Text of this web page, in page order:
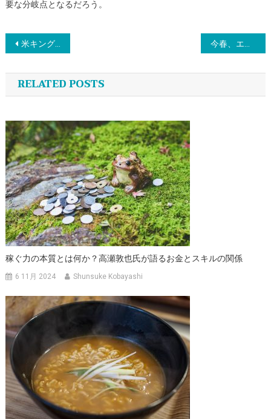
要な分岐点となるだろう。
投
稿
ナ
ビ
ゲ
ー
シ
ョ
ン
米キング・アーサー・ベイキングが提案する2026年の挑戦：手間をかける価値がある「層状ピザ」と、食後の罪悪感を消す高タンパクスイーツ
RELATED POSTS
稼ぐ力の本質とは何か？高瀬敦也氏が語るお金とスキルの関係
6 11月 2024 Shunsuke Kobayashi